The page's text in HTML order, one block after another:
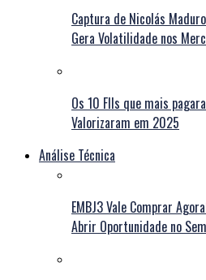
Captura de Nicolás
Gera Volatilidade nos
Os 10 FIIs que mais
Valorizaram em 2025
Análise Técnica
EMBJ3 Vale Comprar
Abrir Oportunidade no